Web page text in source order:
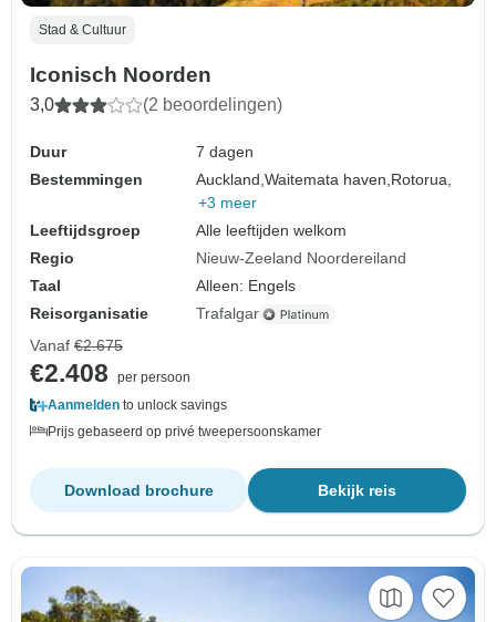
Stad & Cultuur
Iconisch Noorden
3,0 (2 beoordelingen)
Duur
7 dagen
Bestemmingen
Auckland,Waitemata haven, Rotorua,
+3 meer
Leeftijdsgroep
Alle leeftijden welkom
Regio
Nieuw-Zeeland Noordereiland
Taal
Alleen: Engels
Reisorganisatie
Trafalgar
Vanaf €2.675
€2.408
per persoon
Aanmelden to unlock savings
Prijs gebaseerd op privé tweepersoonskamer
Bekijk reis
Download brochure